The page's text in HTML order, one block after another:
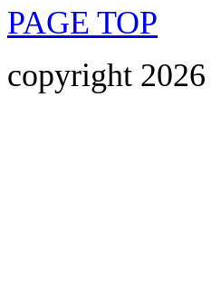
PAGE TOP
copyright